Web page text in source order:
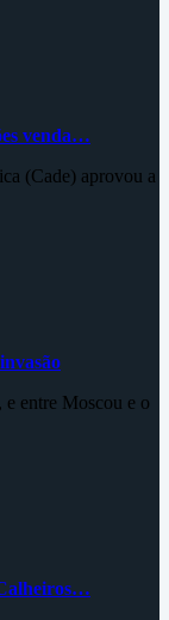
venda…
(Cade) aprovou a
e entre Moscou e o